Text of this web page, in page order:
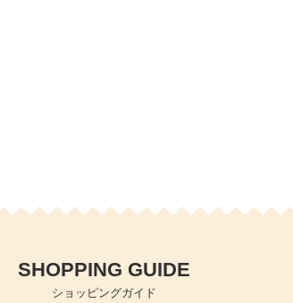
SHOPPING GUIDE
ショッピングガイド